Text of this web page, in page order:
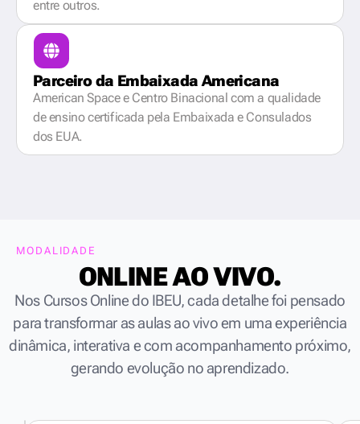
entre outros.
Parceiro da Embaixada Americana
American Space e Centro Binacional com a qualidade
de ensino certificada pela Embaixada e Consulados
dos EUA.
MODALIDADE
ONLINE AO VIVO.
Nos Cursos Online do IBEU, cada detalhe foi pensado
para transformar as aulas ao vivo em uma experiência
dinâmica, interativa e com acompanhamento próximo,
gerando evolução no aprendizado.